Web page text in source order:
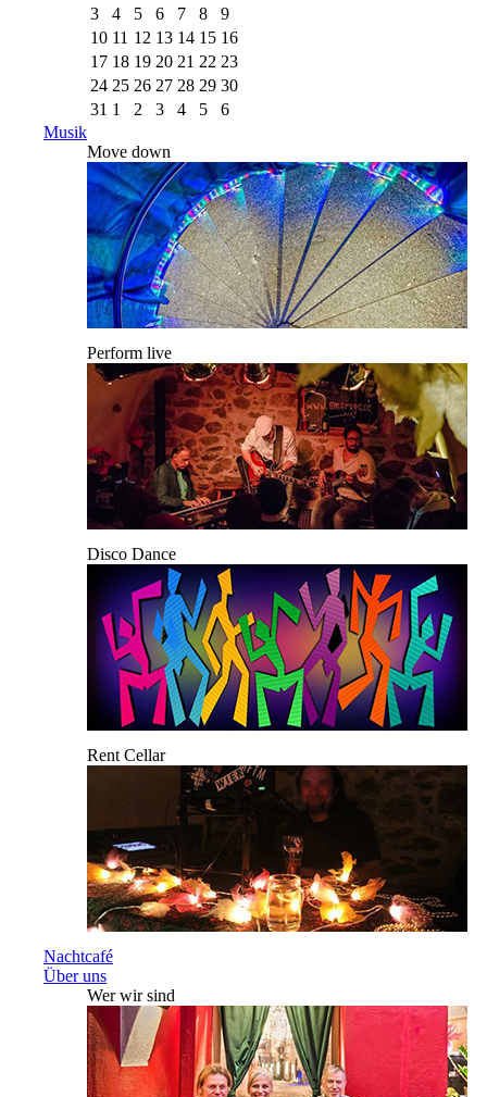
3
4 5 6 7 8
9
10 11 12 13 14 15 16
17 18 19 20 21 22 23
24 25 26 27 28 29 30
31 1 2 3 4 5
6
Musik
Move down
Perform live
Disco Dance
Rent Cellar
Nachtcafé
Über uns
Wer wir sind